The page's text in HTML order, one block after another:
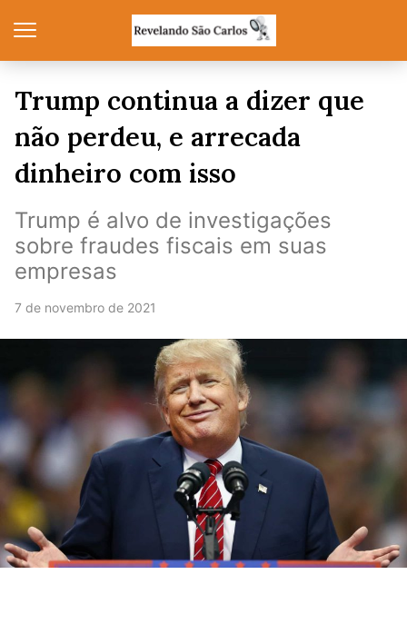
Trump continua a dizer que
não perdeu, e arrecada
dinheiro com isso
Trump é alvo de investigações
sobre fraudes fiscais em suas
empresas
7 de novembro de 2021